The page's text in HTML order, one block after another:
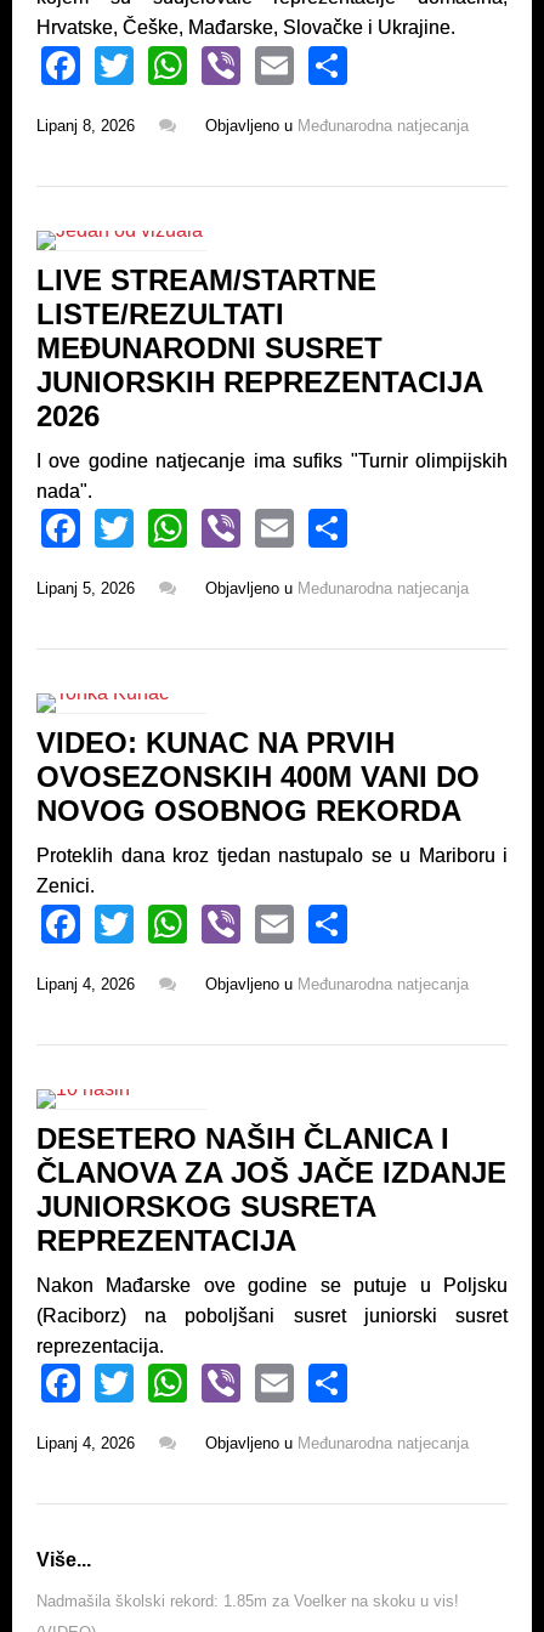
Hrvatske, Češke, Mađarske, Slovačke i Ukrajine.
F
c
e
o
k
T
tt
er
W
at
s
p
Vi
er
E
ail ar
e
Lipanj 8, 2026 Objavljeno u Međunarodna natjecanja
LIVE STREAM/STARTNE
LISTE/REZULTATI
MEĐUNARODNI SUSRET
JUNIORSKIH REPREZENTACIJA
2026
I ove godine natjecanje ima sufiks "Turnir olimpijskih
nada".
F
c
e
o
k
T
tt
er
W
at
s
p
Vi
er
E
ail ar
e
Lipanj 5, 2026 Objavljeno u Međunarodna natjecanja
VIDEO: KUNAC NA PRVIH
OVOSEZONSKIH 400M VANI DO
NOVOG OSOBNOG REKORDA
Proteklih dana kroz tjedan nastupalo se u Mariboru i
Zenici.
F
c
e
o
k
T
tt
er
W
at
s
p
Vi
er
E
ail ar
e
Lipanj 4, 2026 Objavljeno u Međunarodna natjecanja
DESETERO NAŠIH ČLANICA I
ČLANOVA ZA JOŠ JAČE IZDANJE
JUNIORSKOG SUSRETA
REPREZENTACIJA
Nakon Mađarske ove godine se putuje u Poljsku
(Raciborz) na poboljšani susret juniorski susret
reprezentacija.
F
c
e
o
o
T
tt
er
W
at
s
p
Vi
er
E
ail ar
e
Lipanj 4, 2026 Objavljeno u Međunarodna natjecanja
Više...
Nadmašila školski rekord: 1.85m za Voelker na skoku u vis!